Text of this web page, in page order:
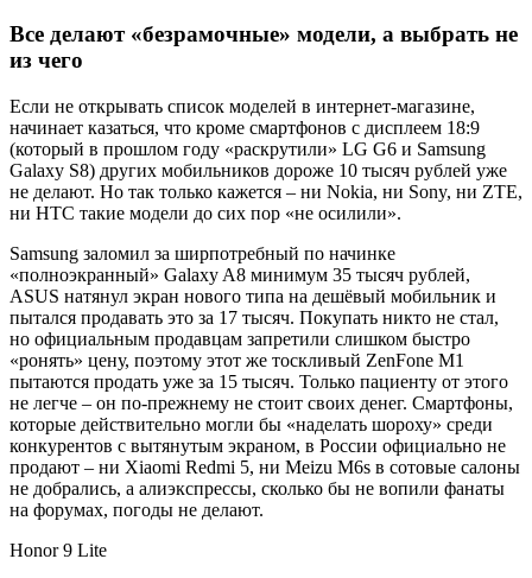
Все делают «безрамочные» модели, а выбрать не
из чего
Если не открывать список моделей в интернет-магазине,
начинает казаться, что кроме смартфонов с дисплеем 18:9
(который в прошлом году «раскрутили» LG G6 и Samsung
Galaxy S8) других мобильников дороже 10 тысяч рублей уже
не делают. Но так только кажется – ни Nokia, ни Sony, ни ZTE,
ни HTC такие модели до сих пор «не осилили».
Samsung заломил за ширпотребный по начинке
«полноэкранный» Galaxy A8 минимум 35 тысяч рублей,
ASUS натянул экран нового типа на дешёвый мобильник и
пытался продавать это за 17 тысяч. Покупать никто не стал,
но официальным продавцам запретили слишком быстро
«ронять» цену, поэтому этот же тоскливый ZenFone M1
пытаются продать уже за 15 тысяч. Только пациенту от этого
не легче – он по-прежнему не стоит своих денег. Смартфоны,
которые действительно могли бы «наделать шороху» среди
конкурентов с вытянутым экраном, в России официально не
продают – ни Xiaomi Redmi 5, ни Meizu M6s в сотовые салоны
не добрались, а алиэкспрессы, сколько бы не вопили фанаты
на форумах, погоды не делают.
Honor 9 Lite